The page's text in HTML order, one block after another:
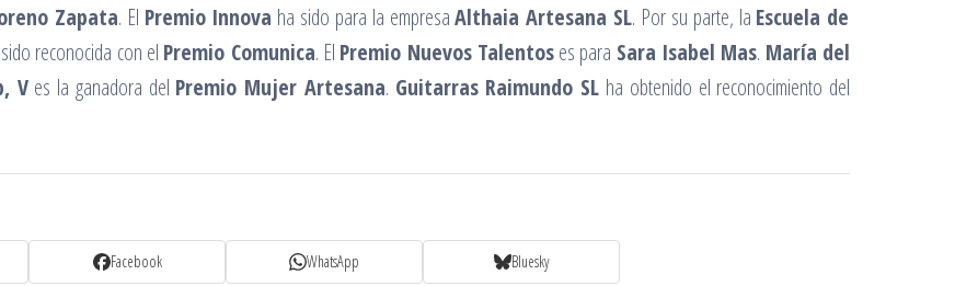
Zapata. El Premio Innova ha sido para la empresaAlthaia Artesana SL. Por su parte, la Escuela de
reconocida con el Premio Comunica. El Premio Nuevos Talentoses para Sara Isabel Mas. María del
Ves la ganadora del Premio Mujer Artesana. Guitarras Raimundo SL ha obtenido el reconocimiento del
Facebook WhatsApp Bluesky